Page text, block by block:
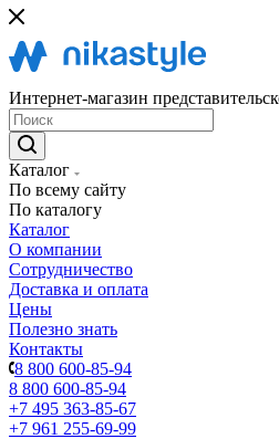
Интернет-магазин
Каталог
По всему сайту
По каталогу
Каталог
О компании
Сотрудничество
Доставка и оплата
Цены
Полезно знать
Контакты
8 800 600-85-94
8 800 600-85-94
+7 495 363-85-67
+7 961 255-69-99